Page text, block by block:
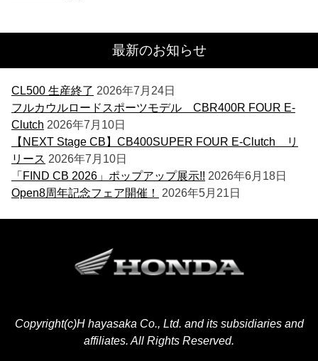
最新のお知らせ
CL500 生産終了 2026年7月24日
フルカウルロードスポーツモデル CBR400R FOUR E-
Clutch 2026年7月10日
【NEXT Stage CB】CB400SUPER FOUR E-Clutch リ
リース 2026年7月10日
「FIND CB 2026」ポップアップ展示!! 2026年6月18日
Open8周年記念フェア開催！
2026年5月21日
Copyright(c)H hayasaka Co., Ltd. and its subsidiaries and
affiliates. All Rights Reserved.